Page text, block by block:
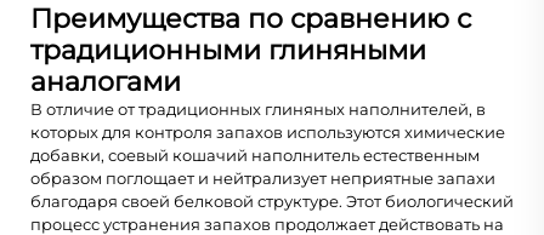
Преимущества по сравнению с
традиционными глиняными
аналогами
В отличие от традиционных глиняных наполнителей, в
которых для контроля запахов используются химические
добавки, соевый кошачий наполнитель естественным
образом поглощает и нейтрализует неприятные запахи
благодаря своей белковой структуре. Этот биологический
процесс устранения запахов продолжает действовать на